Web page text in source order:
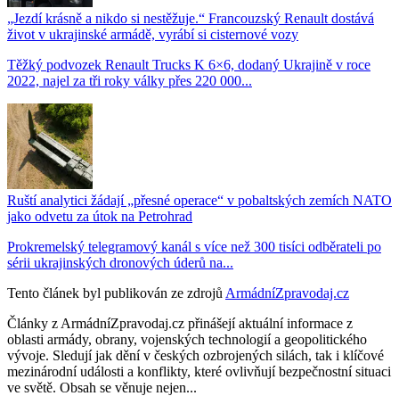
„Jezdí krásně a nikdo si nestěžuje.“ Francouzský Renault dostává
život v ukrajinské armádě, vyrábí si cisternové vozy
Těžký podvozek Renault Trucks K 6×6, dodaný Ukrajině v roce
2022, najel za tři roky války přes 220 000...
Ruští analytici žádají „přesné operace“ v pobaltských zemích NATO
jako odvetu za útok na Petrohrad
Prokremelský telegramový kanál s více než 300 tisíci odběrateli po
sérii ukrajinských dronových úderů na...
Tento článek byl publikován ze zdrojů ArmádníZpravodaj.cz
Články z ArmádníZpravodaj.cz přinášejí aktuální informace z
oblasti armády, obrany, vojenských technologií a geopolitického
vývoje. Sledují jak dění v českých ozbrojených silách, tak i klíčové
mezinárodní události a konflikty, které ovlivňují bezpečnostní situaci
ve světě. Obsah se věnuje nejen...